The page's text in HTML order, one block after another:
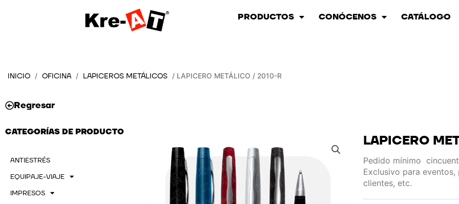
PRODUCTOS CONÓCENOS CATÁLOGO
INICIO / OFICINA / LAPICEROS METÁLICOS / LAPICERO METÁLICO / 2010-R
Regresar
CATEGORÍAS DE PRODUCTO
ANTIESTRÉS
EQUIPAJE-VIAJE
IMPRESOS
LAPICERO
Pedido mínimo
Exclusivo para
clientes, etc.